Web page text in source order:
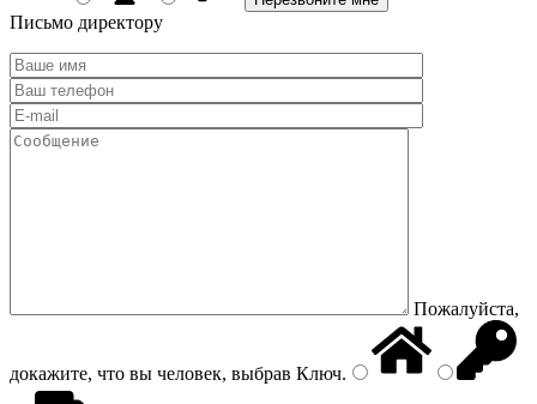
Письмо директору
Пожалуйста,
докажите, что вы человек, выбрав Ключ.